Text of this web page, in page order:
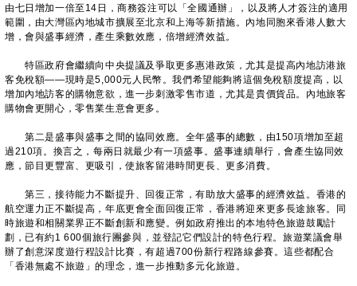
由七日增加一倍至14日，商務簽注可以「全國通辦」，以及將人才簽注的適用
範圍，由大灣區內地城市擴展至北京和上海等新措施。內地同胞來香港人數大
增，會與盛事經濟，產生乘數效應，倍增經濟效益。
特區政府會繼續向中央提議及爭取更多惠港政策，尤其是提高內地訪港旅
客免稅額——現時是5,000元人民幣。我們希望能夠將這個免稅額度提高，以
增加內地訪客的購物意欲，進一步刺激零售市道，尤其是貴價貨品。內地旅客
購物會更開心，零售業生意會更多。
第二是盛事與盛事之間的協同效應。全年盛事的總數，由150項增加至超
過210項。換言之，每兩日就最少有一項盛事。盛事連續舉行，會產生協同效
應，節目更豐富、更吸引，使旅客留港時間更長、更多消費。
第三，接待能力不斷提升、回復正常，有助放大盛事的經濟效益。香港的
航空運力正不斷提高，年底更會全面回復正常，香港將迎來更多長途旅客。同
時旅遊和相關業界正不斷創新和應變。例如政府推出的本地特色旅遊鼓勵計
劃，已有約1 600個旅行團參與，並登記它們設計的特色行程。旅遊業議會舉
辦了創意深度遊行程設計比賽，有超過700份新行程路線參賽。這些都配合
「香港無處不旅遊」的理念，進一步推動多元化旅遊。